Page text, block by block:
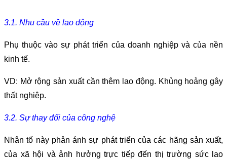
3.1. Nhu cầu về lao động
Phụ thuộc vào sự phát triển của doanh nghiệp và của nền
kinh tế.
VD: Mở rộng sản xuất cần thêm lao động. Khủng hoảng gây
thất nghiệp.
3.2. Sự thay đổi của công nghệ
Nhân tố này phản ánh sự phát triển của các hãng sản xuất,
của xã hội và ảnh hưởng trực tiếp đến thị trường sức lao